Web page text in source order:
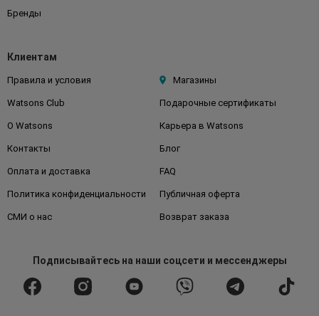
Бренды
Клиентам
Правила и условия Магазины
Watsons Club Подарочные сертификаты
О Watsons Карьера в Watsons
Контакты Блог
Оплата и доставка FAQ
Политика конфиденциальности Публичная оферта
СМИ о нас Возврат заказа
Подписывайтесьна наши соцсети и мессенджеры